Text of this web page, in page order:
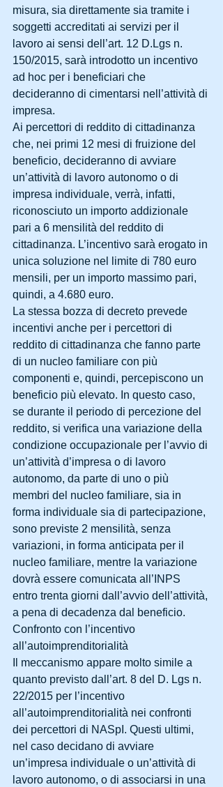
misura, sia direttamente sia tramite i
soggetti accreditati ai servizi per il
lavoro ai sensi dell’art. 12 D.Lgs n.
150/2015, sarà introdotto un incentivo
ad hoc per i beneficiari che
decideranno di cimentarsi nell’attività di
impresa.
Ai percettori di reddito di cittadinanza
che, nei primi 12 mesi di fruizione del
beneficio, decideranno di avviare
un’attività di lavoro autonomo o di
impresa individuale, verrà, infatti,
riconosciuto un importo addizionale
pari a 6 mensilità del reddito di
cittadinanza. L’incentivo sarà erogato in
unica soluzione nel limite di 780 euro
mensili, per un importo massimo pari,
quindi, a 4.680 euro.
La stessa bozza di decreto prevede
incentivi anche per i percettori di
reddito di cittadinanza che fanno parte
di un nucleo familiare con più
componenti e, quindi, percepiscono un
beneficio più elevato. In questo caso,
se durante il periodo di percezione del
reddito, si verifica una variazione della
condizione occupazionale per l’avvio di
un’attività d’impresa o di lavoro
autonomo, da parte di uno o più
membri del nucleo familiare, sia in
forma individuale sia di partecipazione,
sono previste 2 mensilità, senza
variazioni, in forma anticipata per il
nucleo familiare, mentre la variazione
dovrà essere comunicata all’INPS
entro trenta giorni dall’avvio dell’attività,
a pena di decadenza dal beneficio.
Confronto con l’incentivo
all’autoimprenditorialità
Il meccanismo appare molto simile a
quanto previsto dall’art. 8 del D. Lgs n.
22/2015 per l’incentivo
all’autoimprenditorialità nei confronti
dei percettori di NASpI. Questi ultimi,
nel caso decidano di avviare
un’impresa individuale o un’attività di
lavoro autonomo, o di associarsi in una